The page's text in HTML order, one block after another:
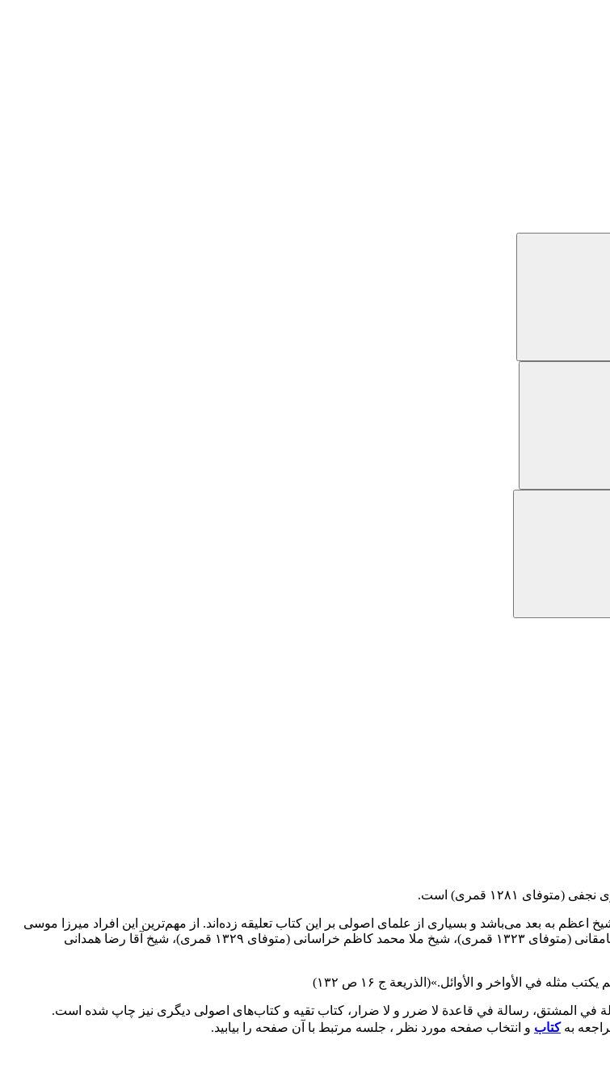
۱۲۸۱ قمرى) است.
به بعد مى‌باشد و بسيارى از علماى اصولى بر اين كتاب تعليقه زده‌اند. از مهم‌ترين اين افراد ميرزا موسى
تبريزى (متوفاى ۱۳۰۵ قمرى)، ميرزا حسن آشتيانى (متوفاى ۱۳۱۹ قمرى)، شيخ حسن مامقانى (متوفاى ۱۳۲۳ قمرى)، شيخ ملا محمد كاظم خراسانى (متوفاى ۱۳۲۹ قمرى)، شيخ آقا رضا همدانى
في الأواخر و الأوائل.»(الذريعة ج ۱۶ ص ۱۳۲)
في المشتق، رسالة في قاعدة لا ضرر و لا ضرار، كتاب تقيه و كتاب‌هاى اصولى ديگرى نيز چاپ شده است.
بهکتاب و انتخاب صفحه مورد نظر ، جلسه مرتبط با آن صفحه را بیابید.